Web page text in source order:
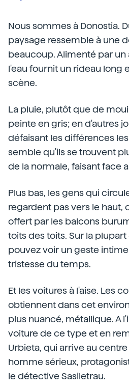
Nous sommes à Donostia.
paysage ressemble à une
beaucoup. Alimenté par
l'eau fournit un rideau long
scène.
La pluie, plutôt que de
peinte en gris; en d'autres
défaisant les différences
semble qu'ils se trouvent
de la normale, faisant face
Plus bas, les gens qui
regardent pas vers le haut,
offert par les balcons
toits des toits. Sur la
pouvez voir un geste
tristesse du temps.
Et les voitures à l'aise. Les
obtiennent dans cet
plus nuancé, métallique. A
voiture de ce type et en
Urbieta, qui arrive au
homme sérieux,
le détective Sasiletrau.